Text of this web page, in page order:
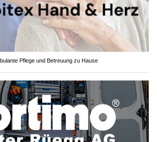
Pflege und Betreuung zu Hause